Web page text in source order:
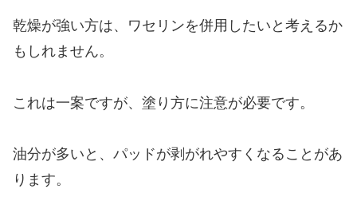
乾燥が強い方は、ワセリンを併用したいと考えるか
もしれません。
これは一案ですが、塗り方に注意が必要です。
油分が多いと、パッドが剥がれやすくなることがあ
ります。